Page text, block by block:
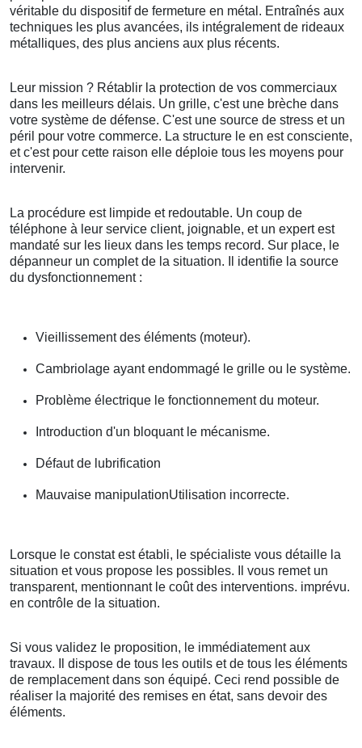
véritable du dispositif de fermeture en métal. Entraînés aux
techniques les plus avancées, ils intégralement de rideaux
métalliques, des plus anciens aux plus récents.
Leur mission ? Rétablir la protection de vos commerciaux
dans les meilleurs délais. Un grille, c'est une brèche dans
votre système de défense. C'est une source de stress et un
péril pour votre commerce. La structure le en est consciente,
et c'est pour cette raison elle déploie tous les moyens pour
intervenir.
La procédure est limpide et redoutable. Un coup de
téléphone à leur service client, joignable, et un expert est
mandaté sur les lieux dans les temps record. Sur place, le
dépanneur un complet de la situation. Il identifie la source
du dysfonctionnement :
Vieillissement des éléments (moteur).
Cambriolage ayant endommagé le grille ou le système.
Problème électrique le fonctionnement du moteur.
Introduction d'un bloquant le mécanisme.
Défaut de lubrification
Mauvaise manipulationUtilisation incorrecte.
Lorsque le constat est établi, le spécialiste vous détaille la
situation et vous propose les possibles. Il vous remet un
transparent, mentionnant le coût des interventions. imprévu.
en contrôle de la situation.
Si vous validez le proposition, le immédiatement aux
travaux. Il dispose de tous les outils et de tous les éléments
de remplacement dans son équipé. Ceci rend possible de
réaliser la majorité des remises en état, sans devoir des
éléments.